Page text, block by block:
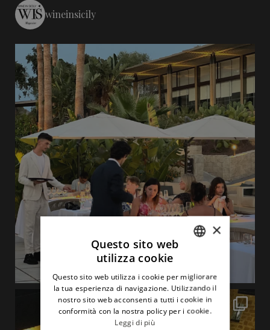
wineinsicily
ENGLISH
×
Questo sito web
utilizza cookie
Questo sito web utilizza i cookie per migliorare
la tua esperienza di navigazione. Utilizzando il
nostro sito web acconsenti a tutti i cookie in
conformità con la nostra policy per i cookie.
Leggi di più